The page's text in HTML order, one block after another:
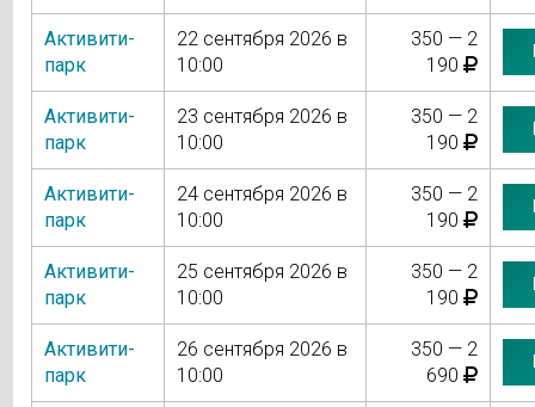
Активити-
парк
22 сентября 2026 в
10:00
350 — 2
190
Активити-
парк
23 сентября 2026 в
10:00
350 — 2
190
Активити-
парк
24 сентября 2026 в
10:00
350 — 2
190
Активити-
парк
25 сентября 2026 в
10:00
350 — 2
190
Активити-
парк
26 сентября 2026 в
10:00
350 — 2
690